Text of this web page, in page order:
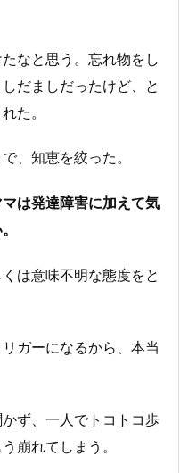
なと思う。忘れ物をし
だましだったけど、と
た。
、知恵を絞った。
マは発達障害に加えて気
は意味不明な態度をと
ガーになるから、本当
ず、一人でトコトコ歩
崩れてしまう。